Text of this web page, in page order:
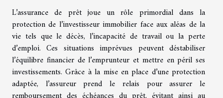
L’assurance de prêt joue un rôle primordial dans la
protection de l’investisseur immobilier face aux aléas de la
vie tels que le décès, l’incapacité de travail ou la perte
d’emploi. Ces situations imprévues peuvent déstabiliser
l’équilibre financier de l’emprunteur et mettre en péril ses
investissements. Grâce à la mise en place d’une protection
adaptée, l’assureur prend le relais pour assurer le